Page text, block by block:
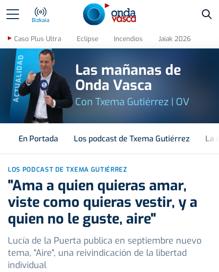
Bizkaia
Caso Plus Ultra Eclipse Incendios Jaiak 2026
ACTUALIDAD
Las mañanas de
Onda Vasca
Con Txema Gutiérrez | OV
En Portada Los podcast de Txema Gutiérrez La
LOS PODCAST DE TXEMA GUTIÉRREZ
"Ama a quien quieras amar,
viste como quieras vestir, y a
quien no le guste, aire"
Lucía de la Puerta publica en septiembre nuevo
tema, "Aire", una reivindicación de la libertad
individual